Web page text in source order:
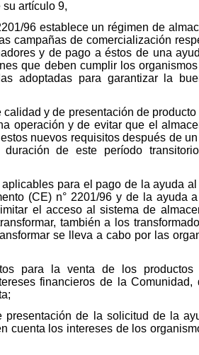
su artículo 9,
96 establece un régimen de
campañas de comercialización
y de pago a éstos de una
que deben cumplir los
adoptadas para garantizar la
y de presentación de
operación y de evitar que el
nuevos requisitos después de
de este período
para el pago de la ayuda
(CE) n° 2201/96 y de la ayuda
el acceso al sistema de
también a los
se lleva a cabo por las
para la venta de los
financieros de la
de la solicitud de la
cuenta los intereses de los